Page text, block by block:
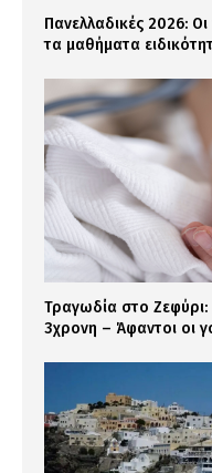
Πανελλαδικές 2026:
τα μαθήματα
Τραγωδία στο Ζεφύρι:
3χρονη – Άφαντοι οι